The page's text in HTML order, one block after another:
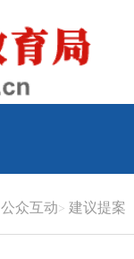
公众互动 建议提案